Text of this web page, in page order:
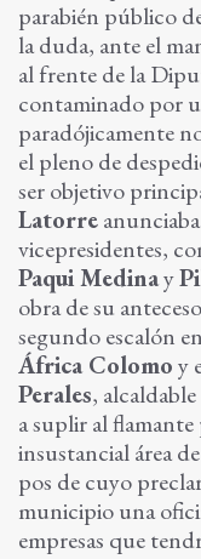
parabién público
la duda, ante el
al frente de la
contaminado por
paradójicamente
el pleno de
ser objetivo
Latorre
vicepresidentes,
Paqui Medinay
obra de su
segundo escalón
África Colomoy
Perales,
a suplir al
insustancial área
pos de cuyo
municipio una
empresas que